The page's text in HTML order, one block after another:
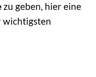
zu geben, hier eine
wichtigsten